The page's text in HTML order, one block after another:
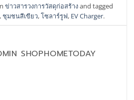
ข่าวสารวงการวัสดุก่อสร้างand tagged
,ชุมชนสีเขียว,โซลาร์รูฟ, EV Charger.
SHOPHOMETODAY